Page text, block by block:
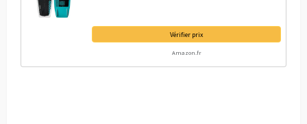
Vérifier prix
Amazon.fr